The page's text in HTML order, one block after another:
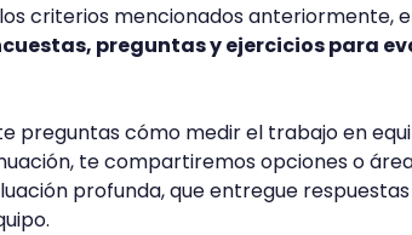
criterios mencionados anteriormente,
preguntas y ejercicios para
preguntas cómo medir el trabajo en
te compartiremos opciones o
profunda, que entregue